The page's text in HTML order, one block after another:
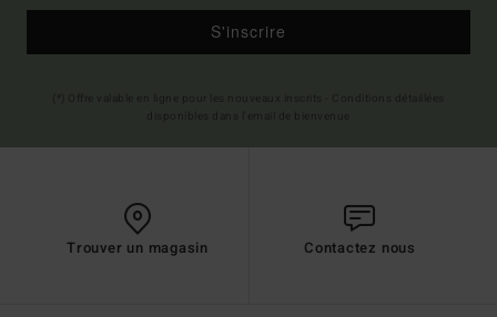
S'inscrire
Trouver un magasin Contactez nous